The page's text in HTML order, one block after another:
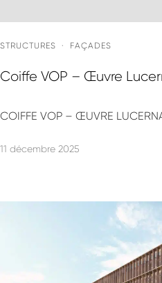
Nous
STRUCTURES · FAÇADES
Coiffe VOP – Œuvre
COIFFE VOP – ŒUVRE
11 décembre 2025